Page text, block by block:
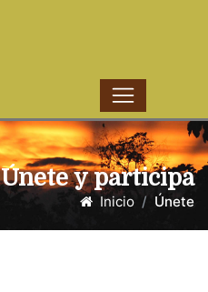
Únete y participa
Inicio Únete